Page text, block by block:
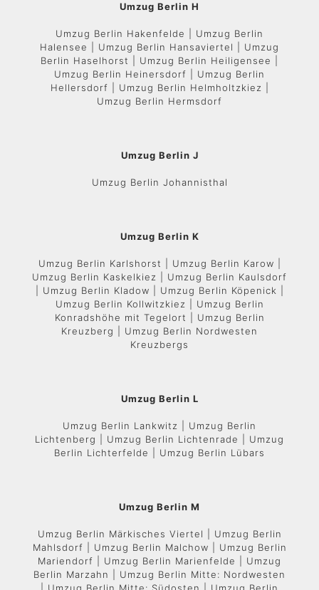
Umzug Berlin H
Umzug Berlin Hakenfelde | Umzug Berlin
Halensee | Umzug Berlin Hansaviertel | Umzug
Berlin Haselhorst | Umzug Berlin Heiligensee |
Umzug Berlin Heinersdorf | Umzug Berlin
Hellersdorf | Umzug Berlin Helmholtzkiez |
Umzug Berlin Hermsdorf
Umzug Berlin J
Umzug Berlin Johannisthal
Umzug Berlin K
Umzug Berlin Karlshorst | Umzug Berlin Karow |
Umzug Berlin Kaskelkiez | Umzug Berlin Kaulsdorf
| Umzug Berlin Kladow | Umzug Berlin Köpenick |
Umzug Berlin Kollwitzkiez | Umzug Berlin
Konradshöhe mit Tegelort | Umzug Berlin
Kreuzberg | Umzug Berlin Nordwesten
Kreuzbergs
Umzug Berlin L
Umzug Berlin Lankwitz | Umzug Berlin
Lichtenberg | Umzug Berlin Lichtenrade | Umzug
Berlin Lichterfelde | Umzug Berlin Lübars
Umzug Berlin M
Umzug Berlin Märkisches Viertel | Umzug Berlin
Mahlsdorf | Umzug Berlin Malchow | Umzug Berlin
Mariendorf | Umzug Berlin Marienfelde | Umzug
Berlin Marzahn | Umzug Berlin Mitte: Nordwesten